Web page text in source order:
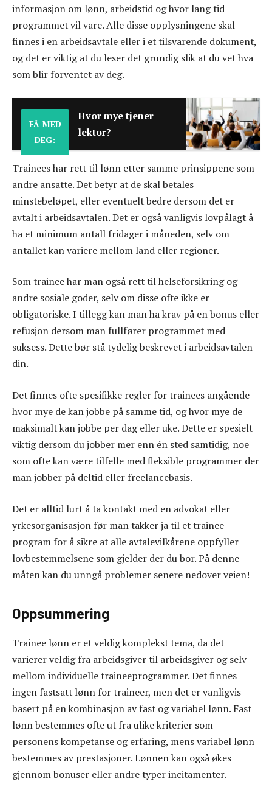
informasjon om lønn, arbeidstid og hvor lang tid
programmet vil vare. Alle disse opplysningene skal
finnes i en arbeidsavtale eller i et tilsvarende dokument,
og det er viktig at du leser det grundig slik at du vet hva
som blir forventet av deg.
FÅ MED
DEG:
Hvor mye tjener
lektor?
Trainees har rett til lønn etter samme prinsippene som
andre ansatte. Det betyr at de skal betales
minstebeløpet, eller eventuelt bedre dersom det er
avtalt i arbeidsavtalen. Det er også vanligvis lovpålagt å
ha et minimum antall fridager i måneden, selv om
antallet kan variere mellom land eller regioner.
Som trainee har man også rett til helseforsikring og
andre sosiale goder, selv om disse ofte ikke er
obligatoriske. I tillegg kan man ha krav på en bonus eller
refusjon dersom man fullfører programmet med
suksess. Dette bør stå tydelig beskrevet i arbeidsavtalen
din.
Det finnes ofte spesifikke regler for trainees angående
hvor mye de kan jobbe på samme tid, og hvor mye de
maksimalt kan jobbe per dag eller uke. Dette er spesielt
viktig dersom du jobber mer enn én sted samtidig, noe
som ofte kan være tilfelle med fleksible programmer der
man jobber på deltid eller freelancebasis.
Det er alltid lurt å ta kontakt med en advokat eller
yrkesorganisasjon før man takker ja til et trainee-
program for å sikre at alle avtalevilkårene oppfyller
lovbestemmelsene som gjelder der du bor. På denne
måten kan du unngå problemer senere nedover veien!
Oppsummering
Trainee lønn er et veldig komplekst tema, da det
varierer veldig fra arbeidsgiver til arbeidsgiver og selv
mellom individuelle traineeprogrammer. Det finnes
ingen fastsatt lønn for traineer, men det er vanligvis
basert på en kombinasjon av fast og variabel lønn. Fast
lønn bestemmes ofte ut fra ulike kriterier som
personens kompetanse og erfaring, mens variabel lønn
bestemmes av prestasjoner. Lønnen kan også økes
gjennom bonuser eller andre typer incitamenter.